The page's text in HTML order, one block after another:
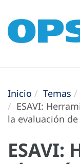
Inicio Temas
ESAVI:
la evaluación
ESAVI: